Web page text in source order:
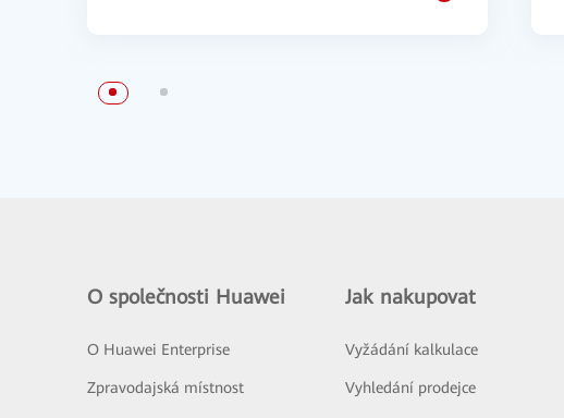
O společnosti Huawei
O Huawei Enterprise
Zpravodajská místnost
Jak nakupovat
Vyžádání kalkulace
Vyhledání prodejce